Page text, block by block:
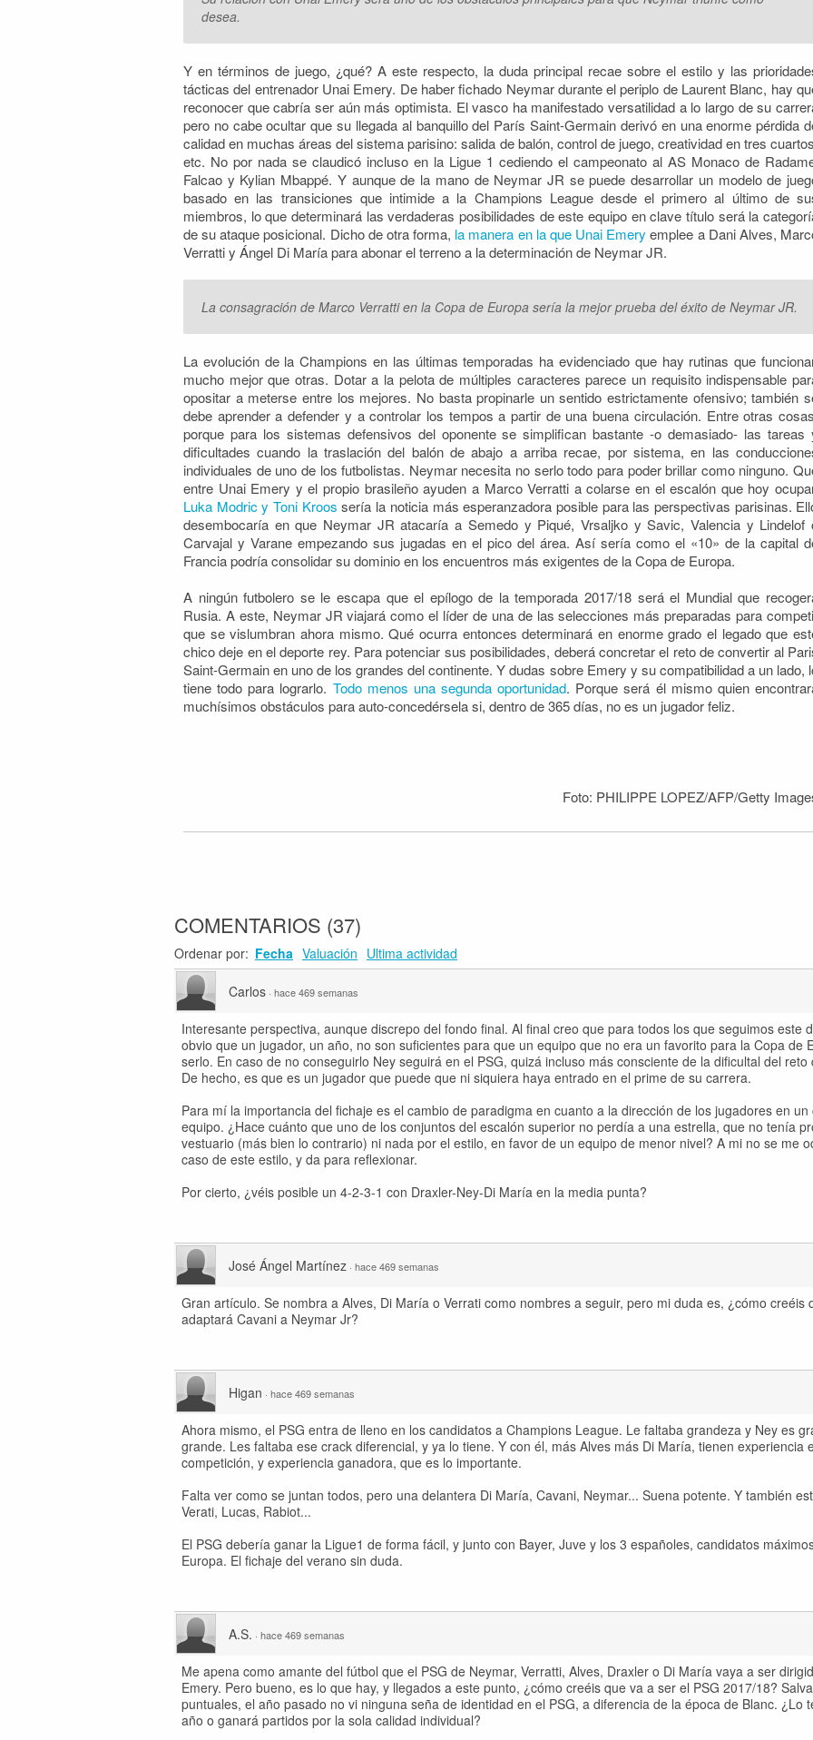
desea.
Y en términos de juego, ¿qué? A este respecto, la duda principal recae sobre el estilo y las
tácticas del entrenador Unai Emery. De haber fichado Neymar durante el periplo de Laurent Blanc, hay
reconocer que cabría ser aún más optimista. El vasco ha manifestado versatilidad a lo largo de su
pero no cabe ocultar que su llegada al banquillo del París Saint-Germain derivó en una enorme pérdida
calidad en muchas áreas del sistema parisino: salida de balón, control de juego, creatividad en tres
etc. No por nada se claudicó incluso en la Ligue 1 cediendo el campeonato al AS Monaco de
Falcao y Kylian Mbappé. Y aunque de la mano de Neymar JR se puede desarrollar un modelo de
basado en las transiciones que intimide a la Champions League desde el primero al último de
miembros, lo que determinará las verdaderas posibilidades de este equipo en clave título será la
de su ataque posicional. Dicho de otra forma, la manera en la que Unai Emery emplee a Dani Alves,
Verratti y Ángel Di María para abonar el terreno a la determinación de Neymar JR.
La consagración de Marco Verratti en la Copa de Europa sería la mejor prueba del éxito de Neymar JR.
La evolución de la Champions en las últimas temporadas ha evidenciado que hay rutinas que
mucho mejor que otras. Dotar a la pelota de múltiples caracteres parece un requisito indispensable
opositar a meterse entre los mejores. No basta propinarle un sentido estrictamente ofensivo; también
debe aprender a defender y a controlar los tempos a partir de una buena circulación. Entre otras
porque para los sistemas defensivos del oponente se simplifican bastante -o demasiado- las tareas
dificultades cuando la traslación del balón de abajo a arriba recae, por sistema, en las
individuales de uno de los futbolistas. Neymar necesita no serlo todo para poder brillar como ninguno.
entre Unai Emery y el propio brasileño ayuden a Marco Verratti a colarse en el escalón que hoy
Luka Modric y Toni Kroossería la noticia más esperanzadora posible para las perspectivas parisinas.
desembocaría en que Neymar JR atacaría a Semedo y Piqué, Vrsaljko y Savic, Valencia y Lindelof
Carvajal y Varane empezando sus jugadas en el pico del área. Así sería como el «10» de la capital
Francia podría consolidar su dominio en los encuentros más exigentes de la Copa de Europa.
A ningún futbolero se le escapa que el epílogo de la temporada 2017/18 será el Mundial que
Rusia. A este, Neymar JR viajará como el líder de una de las selecciones más preparadas para
que se vislumbran ahora mismo. Qué ocurra entonces determinará en enorme grado el legado que
chico deje en el deporte rey. Para potenciar sus posibilidades, deberá concretar el reto de convertir al
Saint-Germain en uno de los grandes del continente. Y dudas sobre Emery y su compatibilidad a un lado,
tiene todo para lograrlo. Todo menos una segunda oportunidad. Porque será él mismo quien
muchísimos obstáculos para auto-concedérsela si, dentro de 365 días, no es un jugador feliz.
Foto: PHILIPPE LOPEZ/AFP/Getty
COMENTARIOS (37)
Ordenar por: Fecha Valuación Ultima actividad
Carlos · hace 469 semanas
Interesante perspectiva, aunque discrepo del fondo final. Al final creo que para todos los que seguimos este
obvio que un jugador, un año, no son suficientes para que un equipo que no era un favorito para la Copa de
serlo. En caso de no conseguirlo Ney seguirá en el PSG, quizá incluso más consciente de la dificultal del reto
De hecho, es que es un jugador que puede que ni siquiera haya entrado en el prime de su carrera.
Para mí la importancia del fichaje es el cambio de paradigma en cuanto a la dirección de los jugadores en un
equipo. ¿Hace cuánto que uno de los conjuntos del escalón superior no perdía a una estrella, que no tenía
vestuario (más bien lo contrario) ni nada por el estilo, en favor de un equipo de menor nivel? A mi no se me
caso de este estilo, y da para reflexionar.
Por cierto, ¿véis posible un 4-2-3-1 con Draxler-Ney-Di María en la media punta?
José Ángel Martínez · hace 469 semanas
Gran artículo. Se nombra a Alves, Di María o Verrati como nombres a seguir, pero mi duda es, ¿cómo creéis
adaptará Cavani a Neymar Jr?
Higan · hace 469 semanas
Ahora mismo, el PSG entra de lleno en los candidatos a Champions League. Le faltaba grandeza y Ney es
grande. Les faltaba ese crack diferencial, y ya lo tiene. Y con él, más Alves más Di María, tienen experiencia
competición, y experiencia ganadora, que es lo importante.
Falta ver como se juntan todos, pero una delantera Di María, Cavani, Neymar... Suena potente. Y también
Verati, Lucas, Rabiot...
El PSG debería ganar la Ligue1 de forma fácil, y junto con Bayer, Juve y los 3 españoles, candidatos
Europa. El fichaje del verano sin duda.
A.S. · hace 469 semanas
Me apena como amante del fútbol que el PSG de Neymar, Verratti, Alves, Draxler o Di María vaya a ser
Emery. Pero bueno, es lo que hay, y llegados a este punto, ¿cómo creéis que va a ser el PSG 2017/18?
puntuales, el año pasado no vi ninguna seña de identidad en el PSG, a diferencia de la época de Blanc. ¿Lo
año o ganará partidos por la sola calidad individual?